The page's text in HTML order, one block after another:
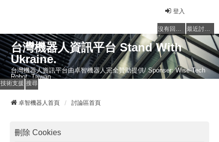
登入
沒有回覆的主題 最近討論的主題
台灣機器人資訊平台 Stand With
Ukraine.
台灣機器人資訊平台由卓智機器人完全贊助提供/ Sponser: Wise-Tech
Robot, Taiwan
技術支援 搜尋
卓智機器人首頁 討論區首頁
刪除 Cookies